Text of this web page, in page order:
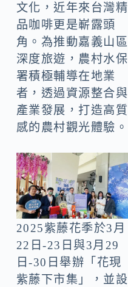
文化，近年來台灣精
品咖啡更是嶄露頭
角。為推動嘉義山區
深度旅遊，農村水保
署積極輔導在地業
者，透過資源整合與
產業發展，打造高質
感的農村觀光體驗。
2025紫藤花季於3月
22日-23日與3月29
日-30日舉辦「花現
紫藤下市集」，並設